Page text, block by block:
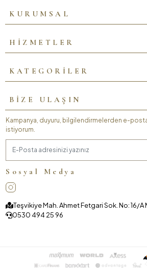
KURUMSAL
HİZMETLER
KATEGORİLER
BİZE ULAŞIN
Kampanya, duyuru, bilgilendirmelerden e-
istiyorum.
Sosyal Medya
Teşvikiye Mah. Ahmet Fetgari Sok. No: 16/
0530 494 25 96